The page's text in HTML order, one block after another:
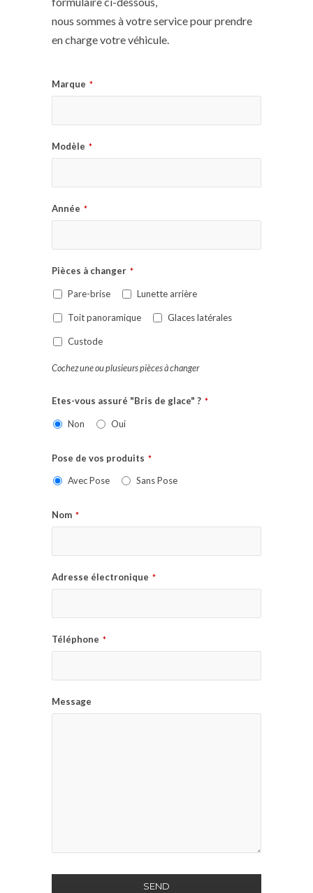
nous sommes à votre service pour prendre
en charge votre véhicule.
Marque *
Modèle *
Année *
Pièces à changer *
Pare-brise Lunette arrière
Toit panoramique Glaces latérales
Custode
Cochez une ou plusieurs pièces à changer
Etes-vous assuré "Bris de glace" ? *
Non Oui
Pose de vos produits *
Avec Pose Sans Pose
Nom *
Adresse électronique *
Téléphone *
Message
SEND